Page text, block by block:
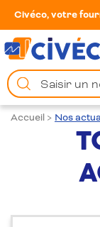
Civéco, votre
Chercher
un
produit
Accueil > Nos